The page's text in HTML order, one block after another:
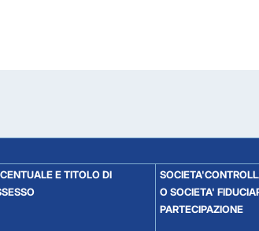
E TITOLO DI
O SOCIETA'
PARTECIPAZIONE